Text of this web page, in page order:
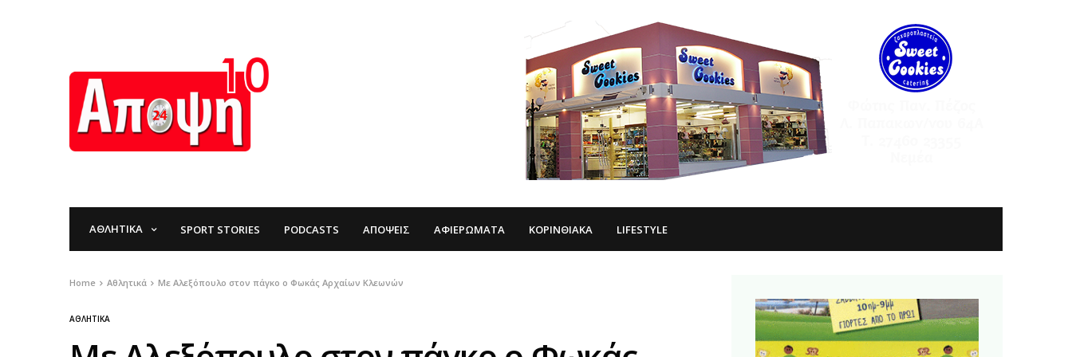
ΑΘΛΗΤΙΚΆ SPORT STORIES PODCASTS ΑΠΌΨΕΙΣ ΑΦΙΕΡΏΜΑΤΑ ΚΟΡΙΝΘΙΑΚΆ LIFESTYLE
Home Αθλητικά Με Αλεξόπουλο στον πάγκο ο Φωκάς Αρχαίων Κλεωνών
ΑΘΛΗΤΙΚΆ